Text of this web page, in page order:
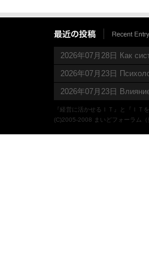
2026年07月28日 Как
2026年07月23日
2026年07月23日
『経営に活かせるＩＴ』と『Ｉ
(C)2005-2008 まいどフォーラム